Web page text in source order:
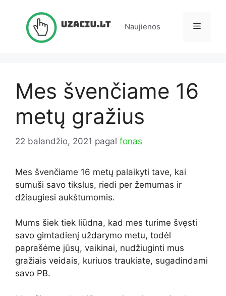
Naujienos Meniu
Mes švenčiame 16
metų gražius
22 balandžio, 2021 pagal fonas
Mes švenčiame 16 metų palaikyti tave, kai
sumuši savo tikslus, riedi per žemumas ir
džiaugiesi aukštumomis.
Mums šiek tiek liūdna, kad mes turime švęsti
savo gimtadienį uždarymo metu, todėl
paprašėme jūsų, vaikinai, nudžiuginti mus
gražiais veidais, kuriuos traukiate, sugadindami
savo PB.